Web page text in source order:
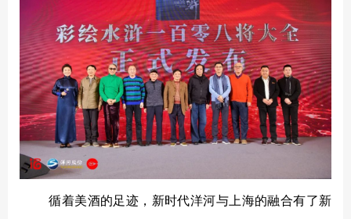
循着美酒的足迹，新时代洋河与上海的融合有了新